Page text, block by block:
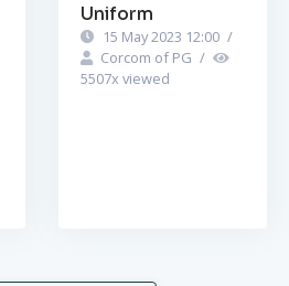
Uniform
15 May 2023 12:00 /
Corcom of PG /
5507x viewed